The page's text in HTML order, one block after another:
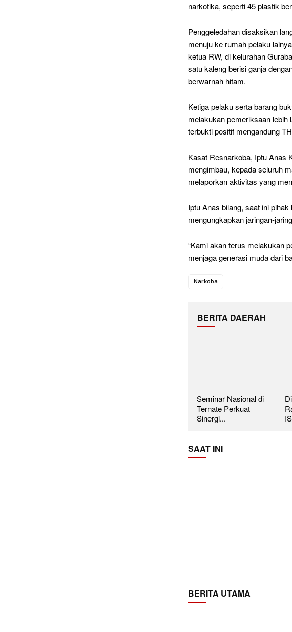
narkotika, seperti 45 plastik
Penggeledahan disaksikan
menuju ke rumah pelaku
ketua RW, di kelurahan
satu kaleng berisi ganja
berwarnah hitam.
Ketiga pelaku serta barang
melakukan pemeriksaan lebih
terbukti positif mengandung
Kasat Resnarkoba, Iptu Anas
mengimbau, kepada seluruh
melaporkan aktivitas yang
Iptu Anas bilang, saat ini
mengungkapkan jaringan-
“Kami akan terus melakukan
menjaga generasi muda dari
Narkoba
BERITA DAERAH
Seminar Nasional di
Ternate Perkuat
Sinergi...
SAAT INI
BERITA UTAMA